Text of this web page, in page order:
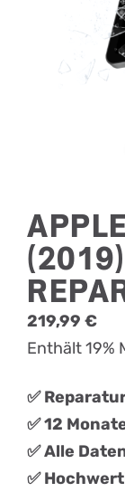
219,99 €
Enthält 19%
✅
✅ 12
✅ Alle
✅